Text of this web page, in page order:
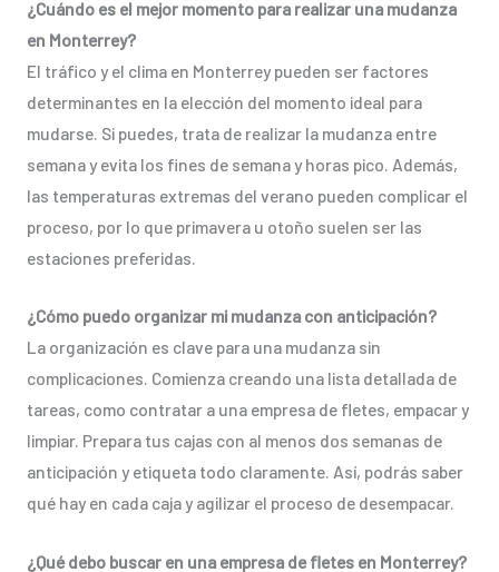
¿Cuándo es el mejor momento para realizar una mudanza
en Monterrey?
El tráfico y el clima en Monterrey pueden ser factores
determinantes en la elección del momento ideal para
mudarse. Si puedes, trata de realizar la mudanza entre
semana y evita los fines de semana y horas pico. Además,
las temperaturas extremas del verano pueden complicar el
proceso, por lo que primavera u otoño suelen ser las
estaciones preferidas.
¿Cómo puedo organizar mi mudanza con anticipación?
La organización es clave para una mudanza sin
complicaciones. Comienza creando una lista detallada de
tareas, como contratar a una empresa de fletes, empacar y
limpiar. Prepara tus cajas con al menos dos semanas de
anticipación y etiqueta todo claramente. Así, podrás saber
qué hay en cada caja y agilizar el proceso de desempacar.
¿Qué debo buscar en una empresa de fletes en Monterrey?